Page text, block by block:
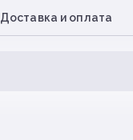
Доставка и оплата